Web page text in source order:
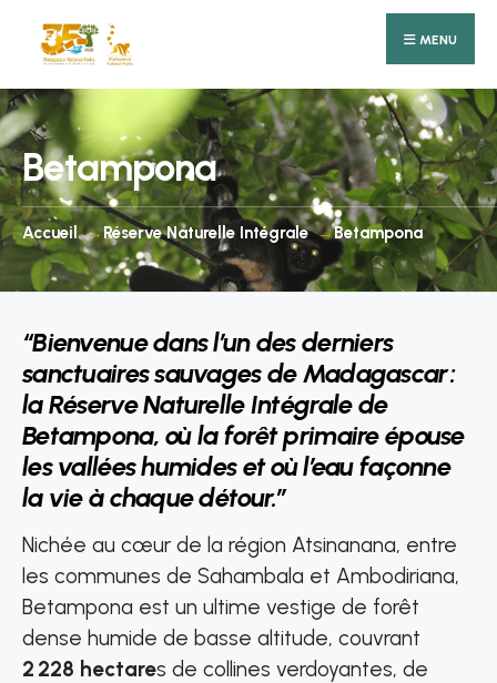
Skip
content
MENU
Betampona
Accueil Réserve Naturelle Intégrale Betampona
“Bienvenue dans l’un des derniers
sanctuaires sauvages de Madagascar :
la Réserve Naturelle Intégrale de
Betampona, où la forêt primaire épouse
les vallées humides et où l’eau façonne
la vie à chaque détour.”
Nichée au cœur de la région Atsinanana, entre
les communes de Sahambala et Ambodiriana,
Betampona est un ultime vestige de forêt
dense humide de basse altitude, couvrant
2 228 hectares de collines verdoyantes, de
for: